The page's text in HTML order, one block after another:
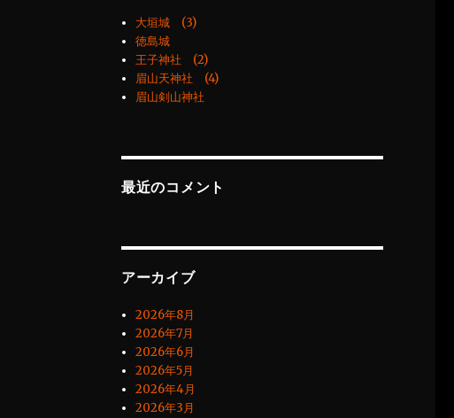
大垣城 (3)
徳島城
王子神社 (2)
眉山天神社 (4)
眉山剣山神社
最近のコメント
アーカイブ
2026年8月
2026年7月
2026年6月
2026年5月
2026年4月
2026年3月